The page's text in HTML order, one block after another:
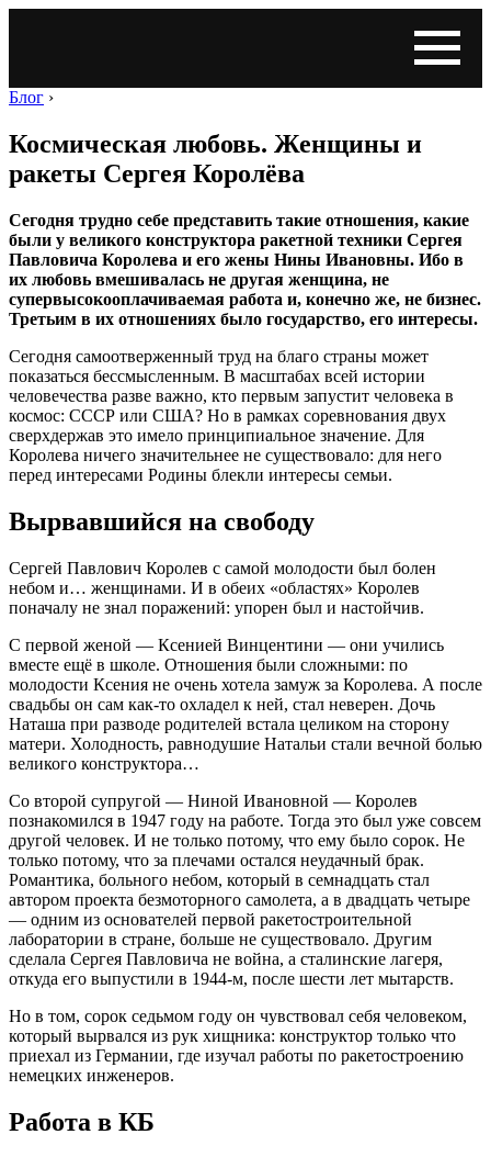
Блог ›
Космическая любовь. Женщины и
ракеты Сергея Королёва
Сегодня трудно себе представить такие отношения, какие
были у великого конструктора ракетной техники Сергея
Павловича Королева и его жены Нины Ивановны. Ибо в
их любовь вмешивалась не другая женщина, не
супервысокооплачиваемая работа и, конечно же, не бизнес.
Третьим в их отношениях было государство, его интересы.
Сегодня самоотверженный труд на благо страны может
показаться бессмысленным. В масштабах всей истории
человечества разве важно, кто первым запустит человека в
космос: СССР или США? Но в рамках соревнования двух
сверхдержав это имело принципиальное значение. Для
Королева ничего значительнее не существовало: для него
перед интересами Родины блекли интересы семьи.
Вырвавшийся на свободу
Сергей Павлович Королев с самой молодости был болен
небом и… женщинами. И в обеих «областях» Королев
поначалу не знал поражений: упорен был и настойчив.
С первой женой — Ксенией Винцентини — они учились
вместе ещё в школе. Отношения были сложными: по
молодости Ксения не очень хотела замуж за Королева. А после
свадьбы он сам как-то охладел к ней, стал неверен. Дочь
Наташа при разводе родителей встала целиком на сторону
матери. Холодность, равнодушие Натальи стали вечной болью
великого конструктора…
Со второй супругой — Ниной Ивановной — Королев
познакомился в 1947 году на работе. Тогда это был уже совсем
другой человек. И не только потому, что ему было сорок. Не
только потому, что за плечами остался неудачный брак.
Романтика, больного небом, который в семнадцать стал
автором проекта безмоторного самолета, а в двадцать четыре
— одним из основателей первой ракетостроительной
лаборатории в стране, больше не существовало. Другим
сделала Сергея Павловича не война, а сталинские лагеря,
откуда его выпустили в 1944-м, после шести лет мытарств.
Но в том, сорок седьмом году он чувствовал себя человеком,
который вырвался из рук хищника: конструктор только что
приехал из Германии, где изучал работы по ракетостроению
немецких инженеров.
Работа в КБ